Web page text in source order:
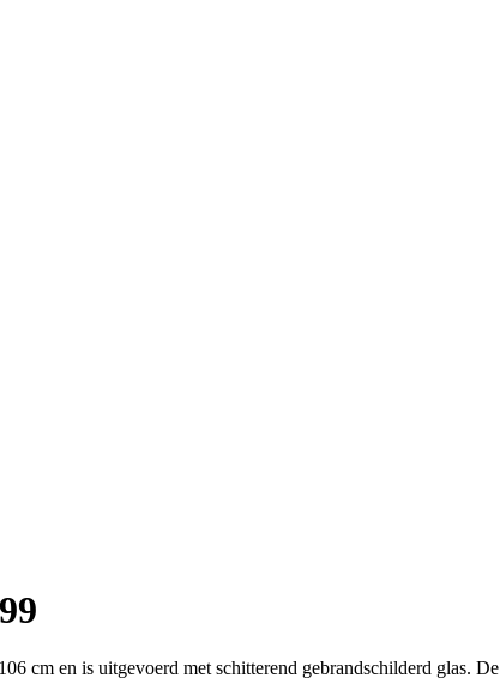
cm en is uitgevoerd met schitterend gebrandschilderd glas.